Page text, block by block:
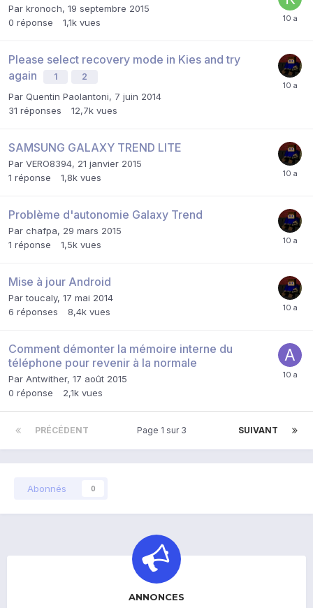
Par kronoch, 19 septembre 2015
0 réponse 1,1k vues
Please select recovery mode in Kies and try
again
1 2
Par Quentin Paolantoni, 7 juin 2014
31 réponses 12,7k vues
SAMSUNG GALAXY TREND LITE
Par VERO8394, 21 janvier 2015
1 réponse 1,8k vues
Problème d'autonomie Galaxy Trend
Par chafpa, 29 mars 2015
1 réponse 1,5k vues
Mise à jour Android
Partoucaly, 17 mai 2014
6 réponses 8,4k vues
Comment démonter la mémoire interne du
téléphone pour revenir à la normale
Par Antwither, 17 août 2015
0 réponse 2,1k vues
PRÉCÉDENT SUIVANT
Page 1 sur 3
Abonnés 0
ANNONCES